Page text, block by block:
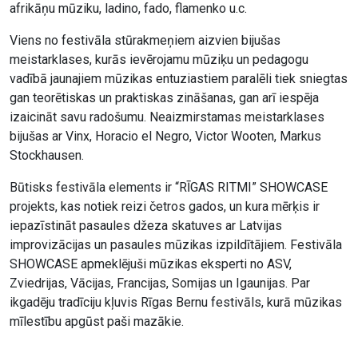
afrikāņu mūziku, ladino, fado, flamenko u.c.
Viens no festivāla stūrakmeņiem aizvien bijušas
meistarklases, kurās ievērojamu mūziķu un pedagogu
vadībā jaunajiem mūzikas entuziastiem paralēli tiek sniegtas
gan teorētiskas un praktiskas zināšanas, gan arī iespēja
izaicināt savu radošumu. Neaizmirstamas meistarklases
bijušas ar Vinx, Horacio el Negro, Victor Wooten, Markus
Stockhausen.
Būtisks festivāla elements ir “RĪGAS RITMI” SHOWCASE
projekts, kas notiek reizi četros gados, un kura mērķis ir
iepazīstināt pasaules džeza skatuves ar Latvijas
improvizācijas un pasaules mūzikas izpildītājiem. Festivāla
SHOWCASE apmeklējuši mūzikas eksperti no ASV,
Zviedrijas, Vācijas, Francijas, Somijas un Igaunijas. Par
ikgadēju tradīciju kļuvis Rīgas Bernu festivāls, kurā mūzikas
mīlestību apgūst paši mazākie.